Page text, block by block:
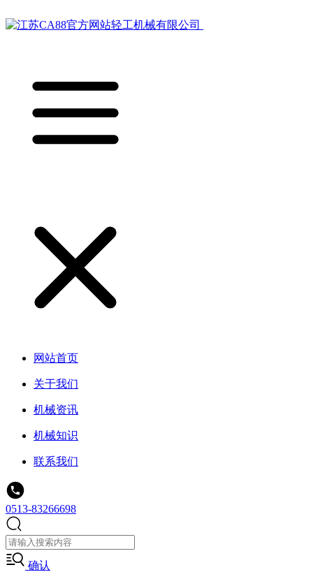
网站首页
关于我们
机械资讯
机械知识
联系我们
0513-83266698
确认